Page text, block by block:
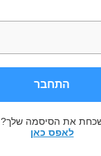
התחבר
את הסיסמה שלך?
לאפס כאן